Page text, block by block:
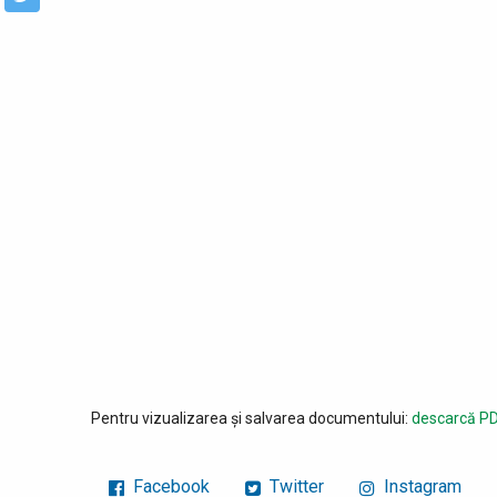
Pentru vizualizarea și salvarea documentului: descarcă
Facebook Twitter Instagram